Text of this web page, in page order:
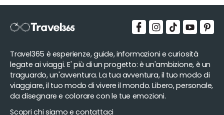
Travel365 è esperienze, guide, informazioni e curiosità
legate ai viaggi. E' più di un progetto: è un'ambizione, è un
traguardo, un'avventura. La tua avventura, il tuo modo di
viaggiare, il tuo modo di vivere il mondo. Libero, personale,
da disegnare e colorare con le tue emozioni.
Scopri chi siamo e contattaci